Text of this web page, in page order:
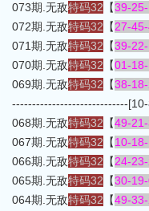
073期.无敌特码32 【39-
072期.无敌特码32 【27-
071期.无敌特码32 【39-
070期.无敌特码32 【01-
069期.无敌特码32 【38-
-----------------------------
068期.无敌特码32 【49-
067期.无敌特码32 【10-
066期.无敌特码32 【24-
065期.无敌特码32 【30-
064期.无敌特码32 【49-